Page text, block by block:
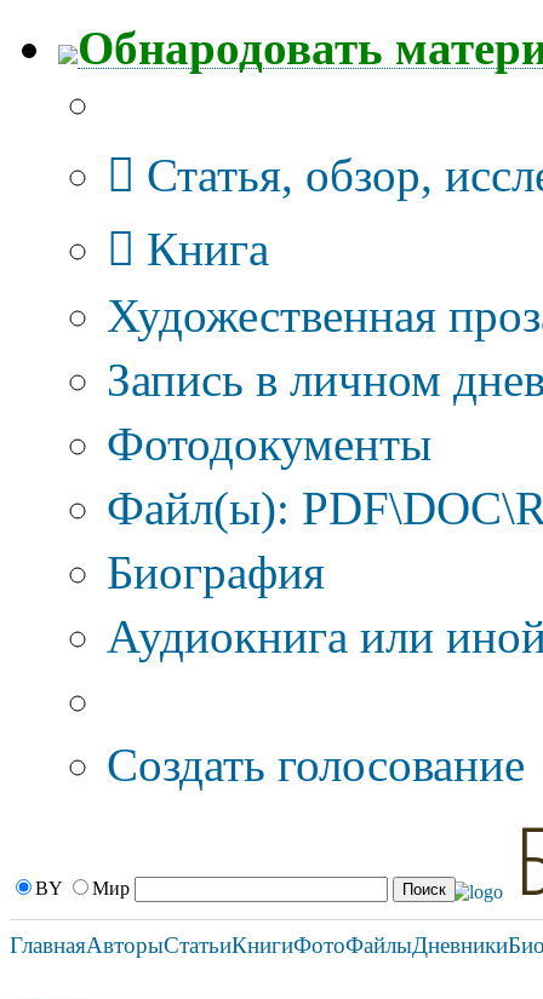
Обнародовать
Статья, обзор,
Книга
Художественная
Запись в личном
Фотодокументы
Файл(ы):
Биография
Аудиокнига или
Создать голосование
BY Мир
ГлавнаяАвторыСтатьиКнигиФотоФайлыДневники